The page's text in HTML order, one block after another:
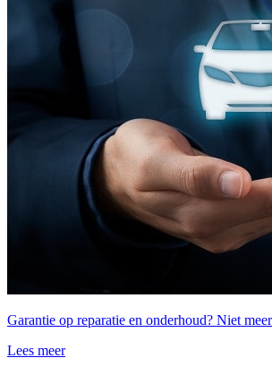
Garantie op reparatie en onderhoud? Niet
Lees meer